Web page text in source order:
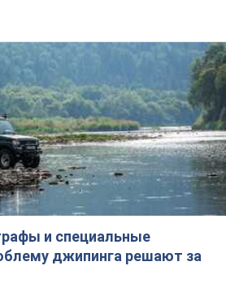
и специальные
джипинга решают за